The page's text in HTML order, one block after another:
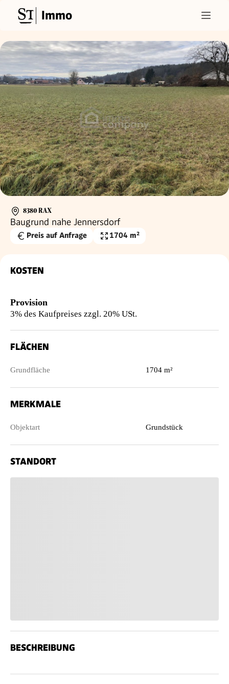
Immo
8380 RAX
Baugrund nahe Jennersdorf
Preis auf Anfrage Grundfläche
1704 m²
KOSTEN
Provision
3% des Kaufpreises zzgl. 20% USt.
FLÄCHEN
Grundfläche 1704 m²
MERKMALE
Objektart Grundstück
STANDORT
BESCHREIBUNG